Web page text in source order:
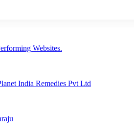
Websites.
India Remedies Pvt Ltd